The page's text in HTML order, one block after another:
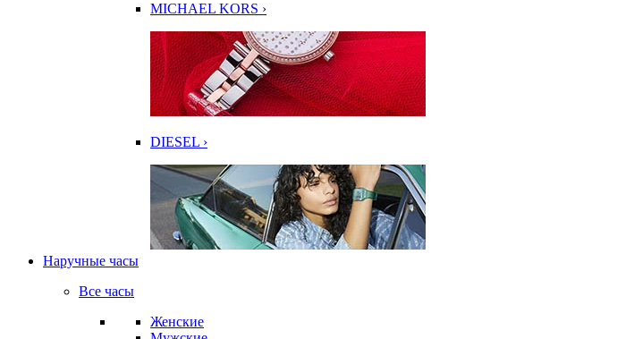
MICHAEL KORS ›
DIESEL ›
Наручные часы
Все часы
Женские